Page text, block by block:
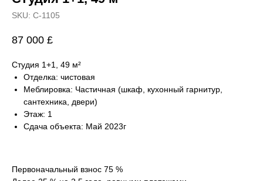
SKU: С-1105
87 000 £
Студия 1+1, 49 м²
Отделка: чистовая
Меблировка: Частичная (шкаф, кухонный гарнитур,
сантехника, двери)
Этаж: 1
Сдача объекта: Май 2023г
Первоначальный взнос 75 %